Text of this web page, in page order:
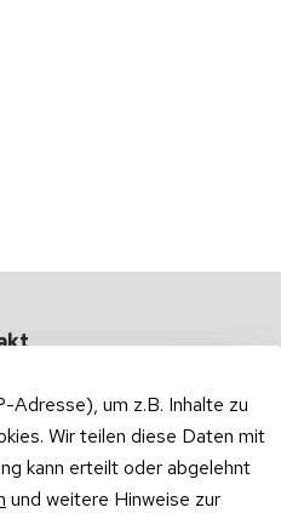
Adresse), um z.B. Inhalte zu
Wir teilen diese Daten mit
kann erteilt oder abgelehnt
und weitere Hinweise zur
uns an oder schreiben Sie